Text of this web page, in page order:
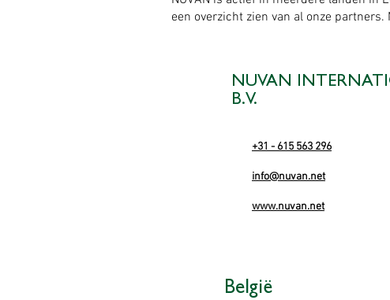
een overzicht zien van al onze
NUVAN
B.V.
+31 - 615 563 296
info@nuvan.net
www.nuvan.net
België